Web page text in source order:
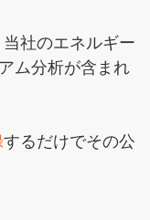
社のエネルギー
ム分析が含まれ
するだけでその公